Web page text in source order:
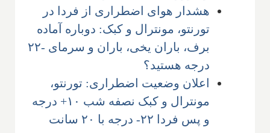
هشدار هوای اضطراری از فردا در
تورنتو، مونترال و کبک: دوباره آماده
برف، باران یخی، باران و سرمای -۲۲
درجه هستید؟
اعلان وضعیت اضطراری: تورنتو،
مونترال و کبک نصفه شب ۱۰+ درجه
و پس فردا ۲۲- درجه با ۲۰ سانت